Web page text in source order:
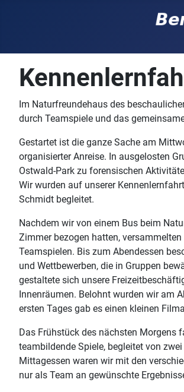
Im Naturfreundehaus des
durch Teamspiele und das
Gestartet ist die ganze Sache am
organisierter Anreise. In ausgelosten
Ostwald-Park zu forensischen
Wir wurden auf unserer
Schmidt begleitet.
Nachdem wir von einem Bus beim
Zimmer bezogen hatten,
Teamspielen. Bis zum Abendessen
und Wettbewerben, die in Gruppen
gestaltete sich unsere
Innenräumen. Belohnt wurden wir am
ersten Tages gab es einen kleinen
Das Frühstück des nächsten Morgens
teambildende Spiele, begleitet von
Mittagessen waren wir mit den
nur als Team an gewünschte